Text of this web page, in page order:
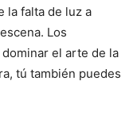
la falta de luz a
Los
el arte de la
tú también puedes